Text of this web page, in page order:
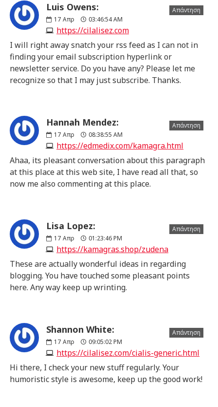
Luis Owens:
17 Απρ 03:46:54 AM
https://cilalisez.com
Απάντηση
I will right away snatch your rss feed as I can not in
finding your email subscription hyperlink or
newsletter service. Do you have any? Please let me
recognize so that I may just subscribe. Thanks.
Hannah Mendez:
17 Απρ 08:38:55 AM
https://edmedix.com/kamagra.html
Απάντηση
Ahaa, its pleasant conversation about this paragraph
at this place at this web site, I have read all that, so
now me also commenting at this place.
Lisa Lopez:
17 Απρ 01:23:46 PM
https://kamagras.shop/zudena
Απάντηση
These are actually wonderful ideas in regarding
blogging. You have touched some pleasant points
here. Any way keep up wrinting.
Shannon White:
17 Απρ 09:05:02 PM
https://cilalisez.com/cialis-generic.html
Απάντηση
Hi there, I check your new stuff regularly. Your
humoristic style is awesome, keep up the good work!